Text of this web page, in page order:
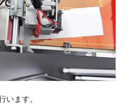
います。